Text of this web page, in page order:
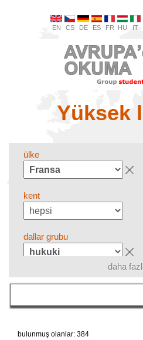
EN CS DE ES FR HU IT
Yüksek
ülke
kent
dallar grubu
dil
daha
bulunmuş olanlar: 384